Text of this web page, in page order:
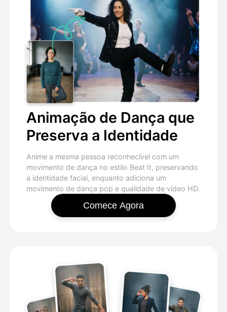
Animação de Dança que
Preserva a Identidade
Anime a mesma pessoa reconhecível com um
movimento de dança no estilo Beat It, preservando
a identidade facial, enquanto adiciona um
movimento de dança pop e qualidade de vídeo HD.
Comece Agora